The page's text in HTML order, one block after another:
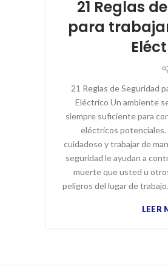
21 Reglas
para
21 Reglas de Seguridad
Eléctrico Un ambiente
siempre suficiente para
eléctricos
cuidadoso y trabajar de
seguridad le ayudan a
muerte que usted u
peligros del lugar de
LEER